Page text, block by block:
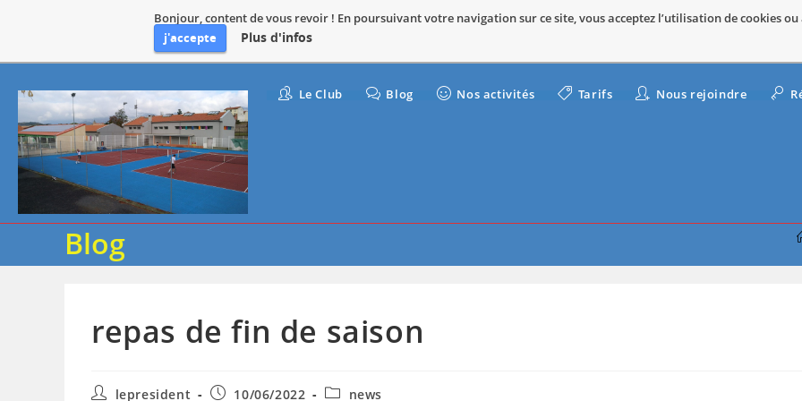
Bonjour, content de vous revoir ! En poursuivant votre navigation sur ce site, vous acceptez l’utilisation de cookies
j'accepte
Plus d'infos
content
Le Club Blog Nos activités Tarifs Nous rejoindre
Blog
repas de fin de saison
Auteur/autrice
lepresident
Publication
10/06/2022
Postnews